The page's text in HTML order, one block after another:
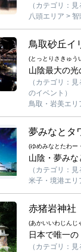
（カテゴリ：
八頭エリア > 智
鳥取砂丘イ
(とっとりさきゅう
山陰最大の光
（カテゴリ：
のイベント）
鳥取・岩美エリ
夢みなとタ
(ゆめみなとたわー
山陰・夢みな
（カテゴリ：
米子・境港エリ
赤猪岩神社
(あかいいわじんじ
日本で唯一
（カテゴリ：